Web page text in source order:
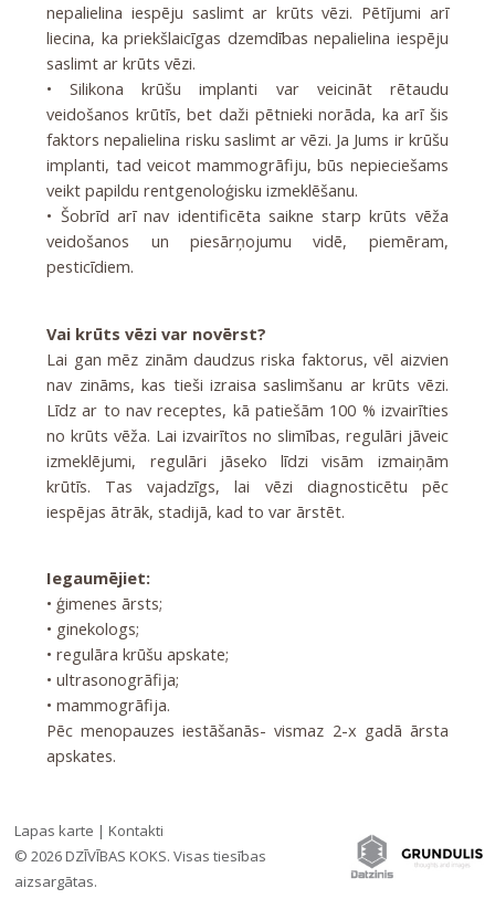
nepalielina iespēju saslimt ar krūts vēzi. Pētījumi arī
liecina, ka priekšlaicīgas dzemdības nepalielina iespēju
saslimt ar krūts vēzi.
• Silikona krūšu implanti var veicināt rētaudu
veidošanos krūtīs, bet daži pētnieki norāda, ka arī šis
faktors nepalielina risku saslimt ar vēzi. Ja Jums ir krūšu
implanti, tad veicot mammogrāfiju, būs nepieciešams
veikt papildu rentgenoloģisku izmeklēšanu.
• Šobrīd arī nav identificēta saikne starp krūts vēža
veidošanos un piesārņojumu vidē, piemēram,
pesticīdiem.
Vai krūts vēzi var novērst?
Lai gan mēz zinām daudzus riska faktorus, vēl aizvien
nav zināms, kas tieši izraisa saslimšanu ar krūts vēzi.
Līdz ar to nav receptes, kā patiešām 100 % izvairīties
no krūts vēža. Lai izvairītos no slimības, regulāri jāveic
izmeklējumi, regulāri jāseko līdzi visām izmaiņām
krūtīs. Tas vajadzīgs, lai vēzi diagnosticētu pēc
iespējas ātrāk, stadijā, kad to var ārstēt.
Iegaumējiet:
• ģimenes ārsts;
• ginekologs;
• regulāra krūšu apskate;
• ultrasonogrāfija;
• mammogrāfija.
Pēc menopauzes iestāšanās- vismaz 2-x gadā ārsta
apskates.
ATGRIEZTIES Iesaki draugiem:
Lapas karte | Kontakti
© 2026 DZĪVĪBAS KOKS. Visas tiesības
aizsargātas.